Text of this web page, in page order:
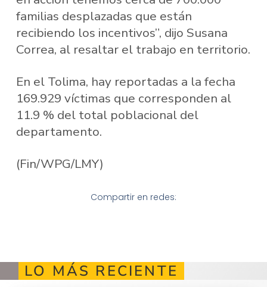
familias desplazadas que están
recibiendo los incentivos”, dijo Susana
Correa, al resaltar el trabajo en territorio.
En el Tolima, hay reportadas a la fecha
169.929 víctimas que corresponden al
11.9 % del total poblacional del
departamento.
(Fin/WPG/LMY)
Compartir en redes:
LO MÁS RECIENTE